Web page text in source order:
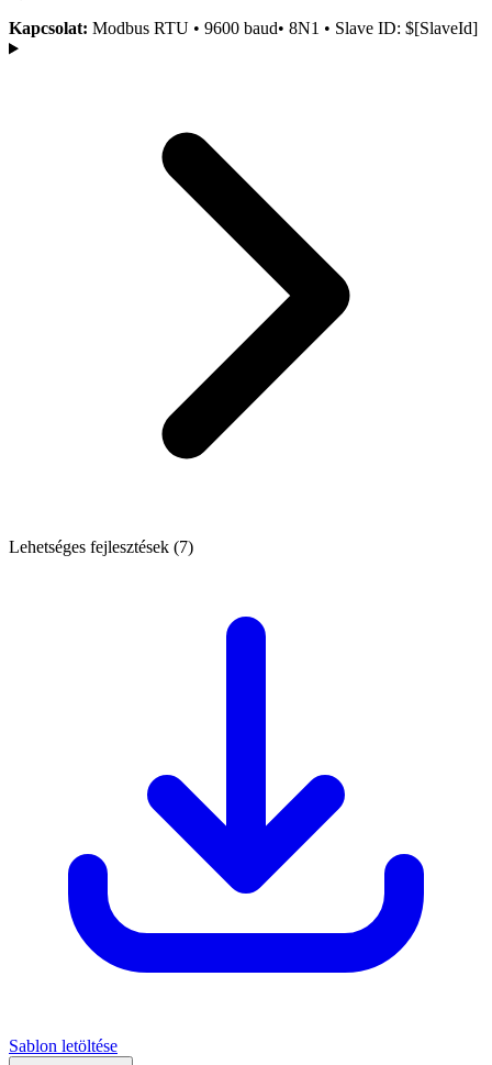
Kapcsolat: Modbus RTU • 9600 baud• 8N1 • Slave ID: $[SlaveId]
Lehetséges fejlesztések (7)
Sablon letöltése